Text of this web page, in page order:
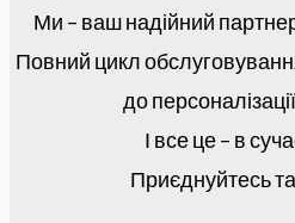
Ми – ваш надійний
Повний цикл
до
І все це – в
Приєднуйтесь